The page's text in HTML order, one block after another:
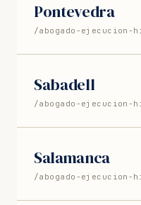
Pontevedra
/abogado-ejecucion-
Sabadell
/abogado-
Salamanca
/abogado-ejecucion-